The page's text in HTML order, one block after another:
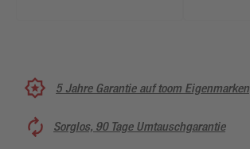
5 Jahre Garantie auf toom Eigenmarken
Sorglos, 90 Tage Umtauschgarantie